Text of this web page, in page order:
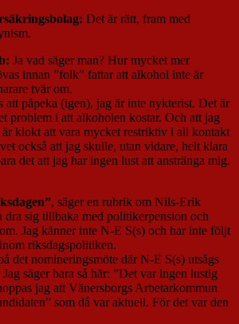
Det är rätt, fram med
Ja vad säger man? Hur mycket mer
innan ”folk” fattar att alkohol inte är
tvär om.
att påpeka (igen), jag är inte nykterist. Det är
problem i att alkoholen kostar. Och att jag
klokt att vara mycket restriktiv i all kontakt
också att jag skulle, utan vidare, helt klara
det att jag har ingen lust att anstränga mig.
, säger en rubrik om Nils-Erik
dra sig tillbaka med politikerpension och
Jag känner inte N-E S(s) och har inte följt
riksdagspolitiken.
det nomineringsmöte där N-E S(s) utsågs
säger bara så här: ”Det var ingen lustig
jag att Vänersborgs Arbetarkommun
som då var aktuell. För det var den